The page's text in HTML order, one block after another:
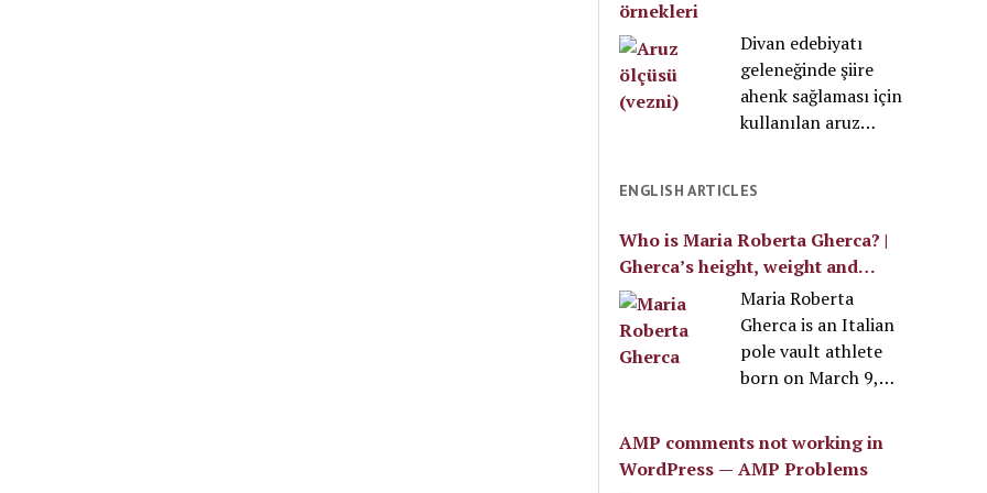
giyilmeli ve nereyi
gezmeli gibi temel
soruları
yanıtlayalım.
kendine has üslubu
sayesinde divan
edebiyatının da en
ünlü şairlerinden
özdeşleşmiştir. 17.
ile 18. yüzyılın ilk
yarısında yaşamış
olan şairin, asıl adı
Ahmed’dir. Eserleri
Divan, Sahâifü’l-
Ahbâr Tercümesi ve
Nedim’in edebî
kişiliğini maddeler
örnekleri
Divan edebiyatı
geleneğinde şiire
ahenk sağlaması için
kullanılan aruz
aşağıda aruz ölçüsü
örnekleri, en çok
kullanılan kalıpları
ve aruz vezninin
tarihçesini
öğrenebilirsiniz.
ENGLISH ARTICLES
Who is Maria Roberta Gherca? |
Gherca’s height, weight and
video
Maria Roberta
Gherca is an Italian
pole vault athlete
born on March 9,
weight is estimated
at 62 kg, and her
height is 172 cm.
AMP comments not working in
WordPress — AMP Problems